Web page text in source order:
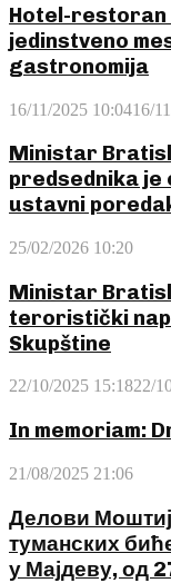
Hotel-restoran
jedinstveno
gastronomija
16/11/2025 10:0416/
Ministar
predsednika je
ustavni
25/02/2026 10:20
Ministar
teroristički
Skupštine
22/10/2025 15:1822/
In memoriam:
21/08/2025 21:06
Делови
туманских
у Мајдеву, од